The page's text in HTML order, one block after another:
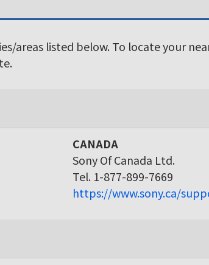
areas listed below. To locate your
CANADA
Sony Of Canada Ltd.
Tel. 1-877-899-7669
https://www.sony.ca/